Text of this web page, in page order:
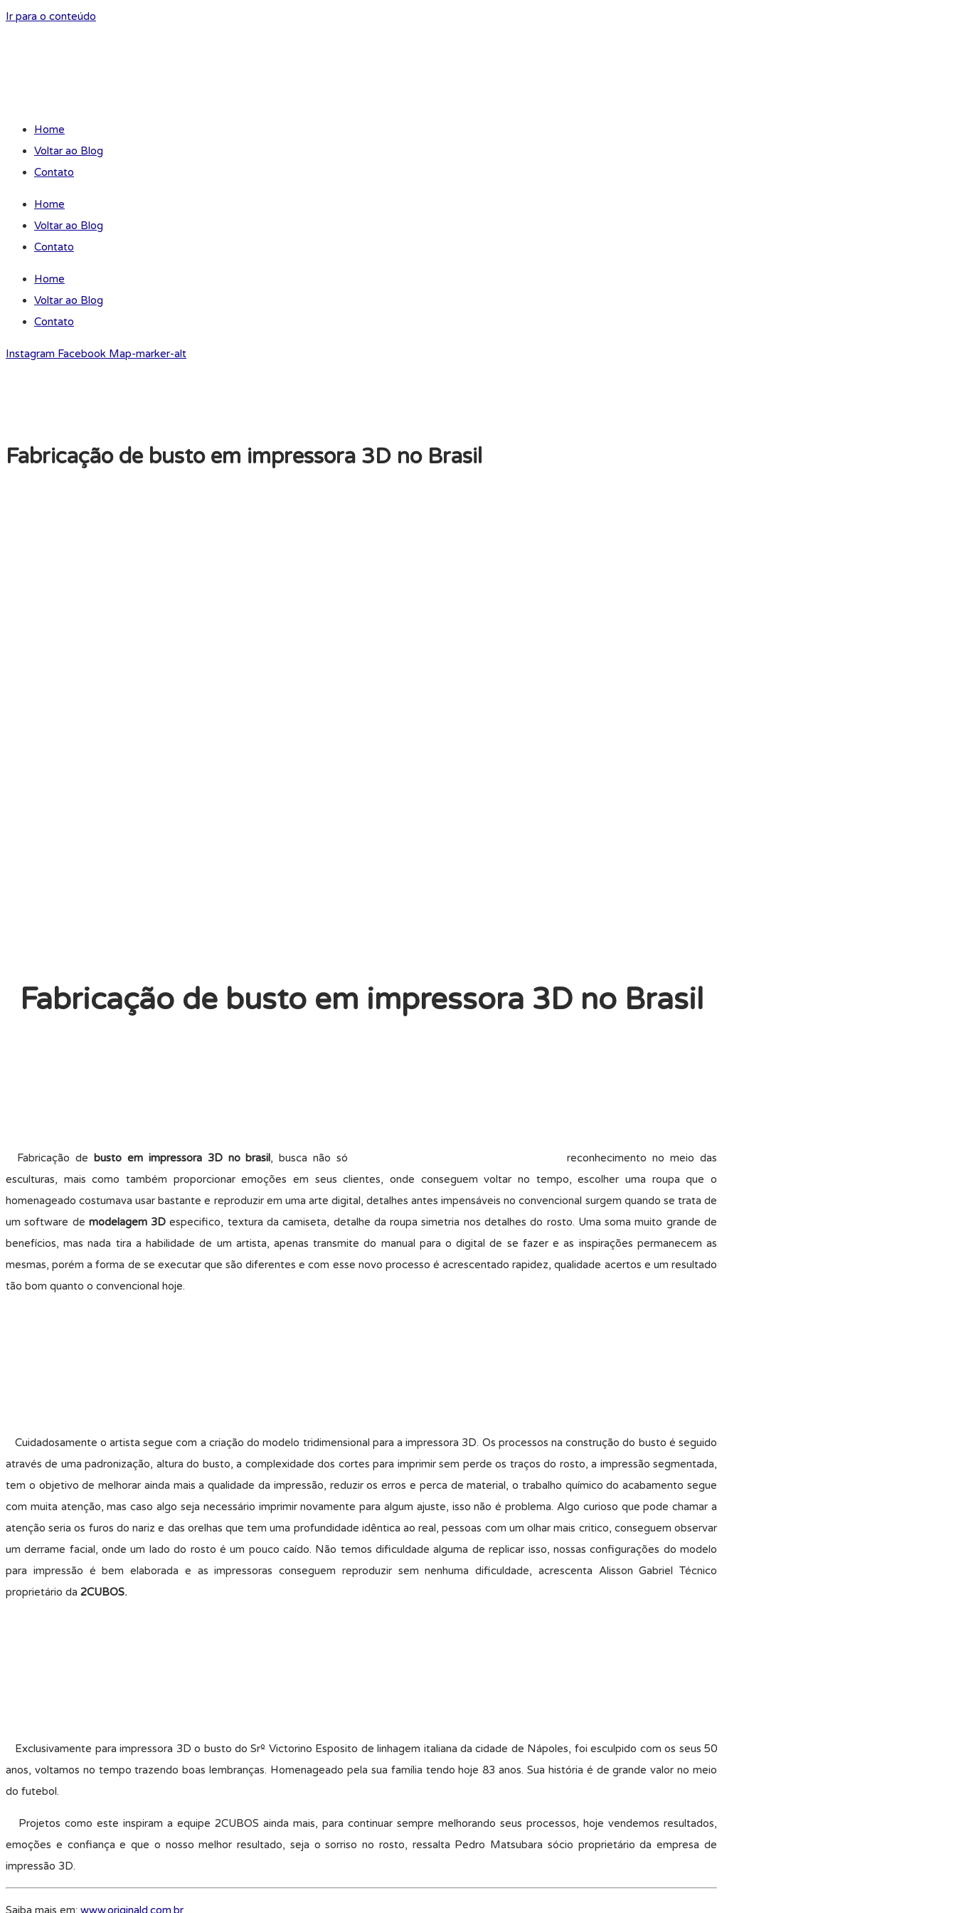
Ir para o conteúdo
Home
Voltar ao Blog
Contato
Home
Voltar ao Blog
Contato
Home
Voltar ao Blog
Contato
Instagram Facebook Map-marker-alt
Fabricação de busto em impressora 3D no Brasil
Fabricação de busto em impressora 3D no Brasil
Fabricação de busto em impressora 3D no brasil, busca não só
reconhecimento no meio das
esculturas, mais como também proporcionar emoções em seus clientes, onde conseguem voltar no tempo, escolher uma roupa que o
homenageado costumava usar bastante e reproduzir em uma arte digital, detalhes antes impensáveis no convencional surgem quando se trata de
um software de modelagem 3D especifico, textura da camiseta, detalhe da roupa simetria nos detalhes do rosto. Uma soma muito grande de
benefícios, mas nada tira a habilidade de um artista, apenas transmite do manual para o digital de se fazer e as inspirações permanecem as
mesmas, porém a forma de se executar que são diferentes e com esse novo processo é acrescentado rapidez, qualidade acertos e um resultado
tão bom quanto o convencional hoje.
Cuidadosamente o artista segue com a criação do modelo tridimensional para a impressora 3D. Os processos na construção do busto é seguido
através de uma padronização, altura do busto, a complexidade dos cortes para imprimir sem perde os traços do rosto, a impressão segmentada,
tem o objetivo de melhorar ainda mais a qualidade da impressão, reduzir os erros e perca de material, o trabalho químico do acabamento segue
com muita atenção, mas caso algo seja necessário imprimir novamente para algum ajuste, isso não é problema. Algo curioso que pode chamar a
atenção seria os furos do nariz e das orelhas que tem uma profundidade idêntica ao real, pessoas com um olhar mais critico, conseguem observar
um derrame facial, onde um lado do rosto é um pouco caído. Não temos dificuldade alguma de replicar isso, nossas configurações do modelo
para impressão é bem elaborada e as impressoras conseguem reproduzir sem nenhuma dificuldade, acrescenta Alisson Gabriel Técnico
proprietário da 2CUBOS.
Exclusivamente para impressora 3D o busto do Srº Victorino Esposito de linhagem italiana da cidade de Nápoles, foi esculpido com os seus 50
anos, voltamos no tempo trazendo boas lembranças. Homenageado pela sua família tendo hoje 83 anos. Sua história é de grande valor no meio
do futebol.
Projetos como este inspiram a equipe 2CUBOS ainda mais, para continuar sempre melhorando seus processos, hoje vendemos resultados,
emoções e confiança e que o nosso melhor resultado, seja o sorriso no rosto, ressalta Pedro Matsubara sócio proprietário da empresa de
impressão 3D.
Saiba mais em: www.originald.com.br